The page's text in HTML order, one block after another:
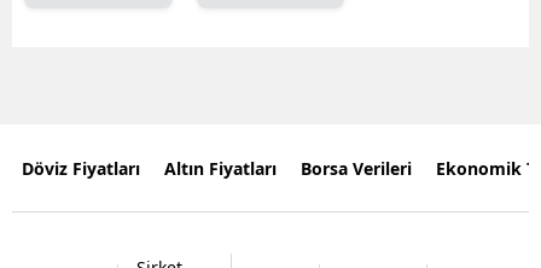
Döviz Fiyatları Altın Fiyatları Borsa Verileri Ekonomik